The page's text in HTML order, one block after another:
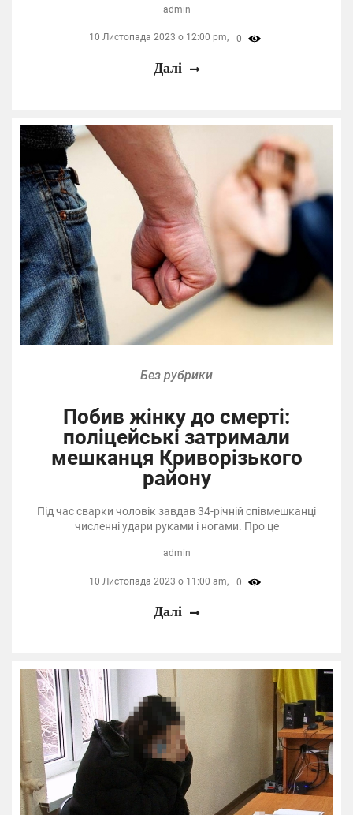
admin
10 Листопада 2023 о 12:00 pm, 0
Далі
Без рубрики
Побив жінку до смерті:
поліцейські затримали
мешканця Криворізького
району
Під час сварки чоловік завдав 34-річній співмешканці
численні удари руками і ногами. Про це
admin
10 Листопада 2023 о 11:00 am, 0
Далі